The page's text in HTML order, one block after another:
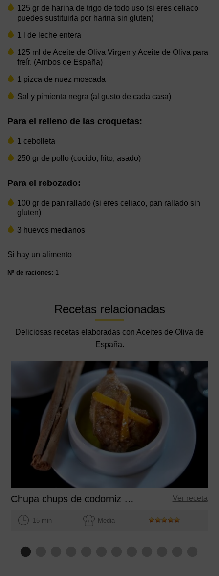
125 gr de harina de trigo de todo uso (si eres celiaco
puedes sustituirla por harina sin gluten)
1 l de leche entera
125 ml de Aceite de Oliva Virgen y Aceite de Oliva para
freír. (Ambos de España)
1 pizca de nuez moscada
Sal y pimienta negra (al gusto de cada casa)
Para el relleno de las croquetas:
1 cebolleta
250 gr de pollo (cocido, frito, asado)
Para el rebozado:
100 gr de pan rallado (si eres celiaco, pan rallado sin
gluten)
3 huevos medianos
Si hay un alimento
Nº de raciones: 1
Recetas relacionadas
Deliciosas recetas elaboradas con Aceites de Oliva de
España.
Chupa chups de codorniz escabechados a la naranja Ver receta
15 min Media